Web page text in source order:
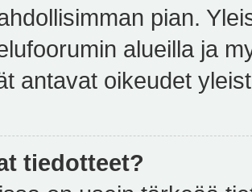
pian.
alueilla ja
antavat oikeudet
tiedotteet?